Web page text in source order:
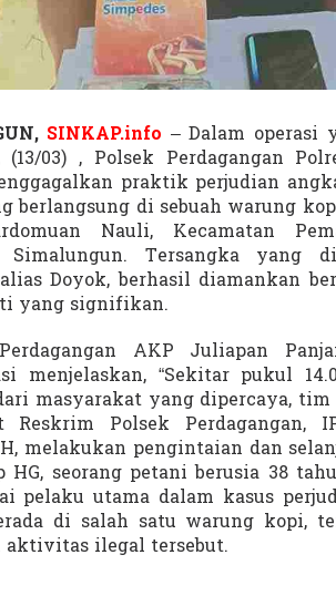
a
n
e
b
a
k
A
n
k
a
SINKAP.info – Dalam operasi
(13/03) , Polsek Perdagangan
praktik perjudian
berlangsung di sebuah warung
Nauli, Kecamatan
Simalungun. Tersangka yang
Doyok, berhasil diamankan
yang signifikan.
AKP Juliapan
menjelaskan, “Sekitar pukul
masyarakat yang dipercaya,
Reskrim Polsek Perdagangan,
melakukan pengintaian dan
HG, seorang petani berusia 38
pelaku utama dalam kasus
di salah satu warung kopi,
aktivitas ilegal tersebut.